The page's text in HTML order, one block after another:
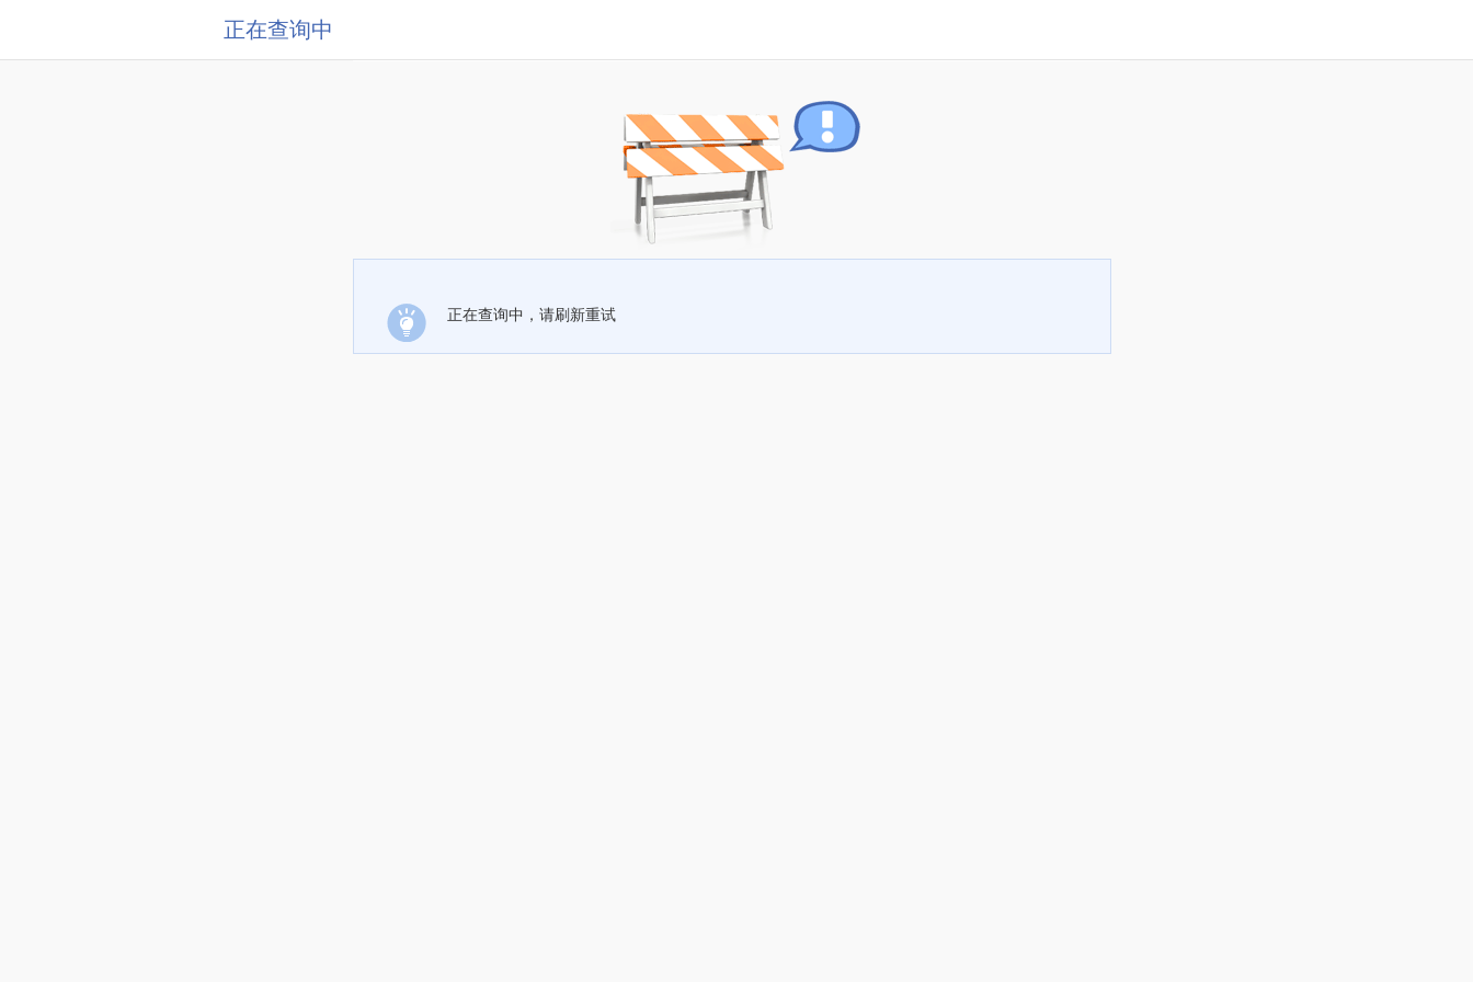
正在查询中
正在查询中，请刷新重试